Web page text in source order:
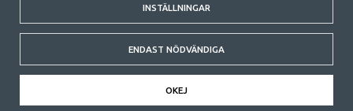
husvagnstält och all annan utrustning för camping och friluftsliv. Vårt
mål är att i varje priskategori erbjuda den bästa campingutrustningen
gällande kvalitet och funktionalitet. Ta gärna kontakt med oss om det
är något du saknar eller vill veta mer om.
© 2020 GetCamping. All rights reserved.
INSTÄLLNINGAR
ENDAST NÖDVÄNDIGA
OKEJ